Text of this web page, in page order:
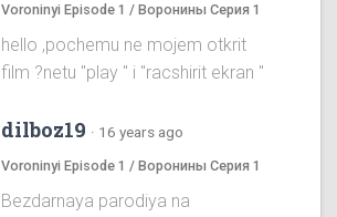
Voroninyi Episode 1 / Воронины Серия 1
hello ,pochemu ne mojem otkrit
film ?netu "play " i "racshirit ekran "
dilboz19 · 16 years ago
Voroninyi Episode 1 / Воронины Серия 1
Bezdarnaya parodiya na